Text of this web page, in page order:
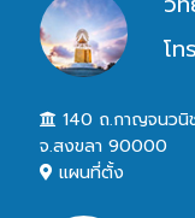
โ
140 ถ.กาญจนวนิ
จ.สงขลา 90000
แผนที่ตั้ง